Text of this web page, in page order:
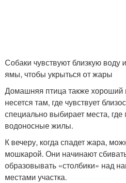
Собаки чувствуют близкую воду
ямы, чтобы укрыться от жары
Домашняя птица также хороший
несется там, где чувствует
специально выбирает места, где
водоносные жилы.
К вечеру, когда спадет жара,
мошкарой. Они начинают
образовывать «столбики» над
местами участка.